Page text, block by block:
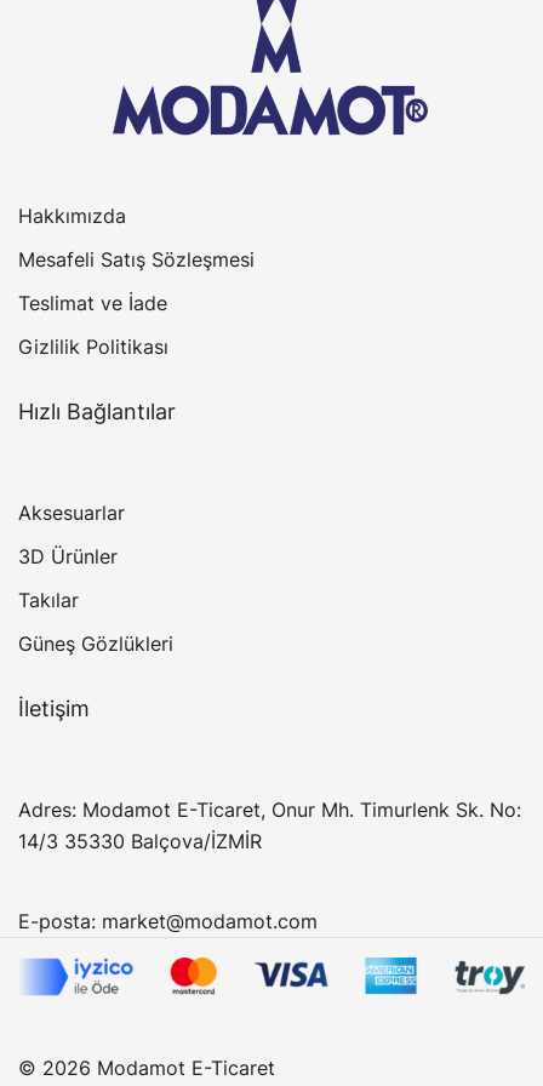
Hakkımızda
Mesafeli Satış Sözleşmesi
Teslimat ve İade
Gizlilik Politikası
Hızlı Bağlantılar
Aksesuarlar
3D Ürünler
Takılar
Güneş Gözlükleri
İletişim
Adres: Modamot E-Ticaret, Onur Mh. Timurlenk Sk. No:
14/3 35330 Balçova/İZMİR
E-posta: market@modamot.com
© 2026 Modamot E-Ticaret